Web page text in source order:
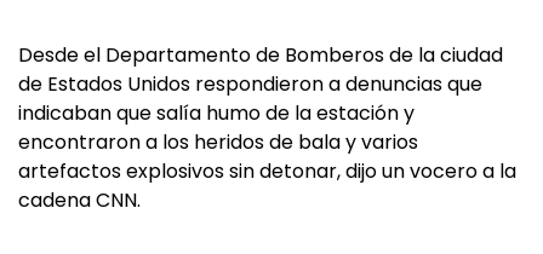
Desde el Departamento de Bomberos de la ciudad
de Estados Unidos respondieron a denuncias que
indicaban que salía humo de la estación y
encontraron a los heridos de bala y varios
artefactos explosivos sin detonar, dijo un vocero a la
cadena CNN.